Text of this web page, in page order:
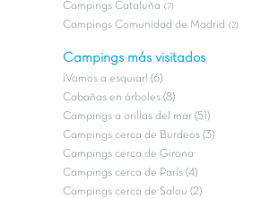
Campings Cataluña (7)
Campings Comunidad de Madrid (2)
Campings más visitados
¡Vamos a esquiar! (6)
Cabañas en árboles (8)
Campings a orillas del mar (51)
Campings cerca de Burdeos (3)
Campings cerca de Girona
Campings cerca de París (4)
Campings cerca de Salou (2)